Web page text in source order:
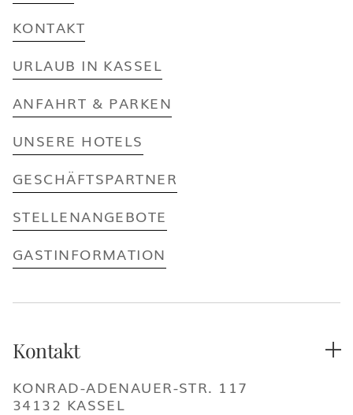
KONTAKT
URLAUB IN KASSEL
ANFAHRT & PARKEN
UNSERE HOTELS
GESCHÄFTSPARTNER
STELLENANGEBOTE
GASTINFORMATION
Kontakt 
KONRAD-ADENAUER-STR. 117
34132 KASSEL